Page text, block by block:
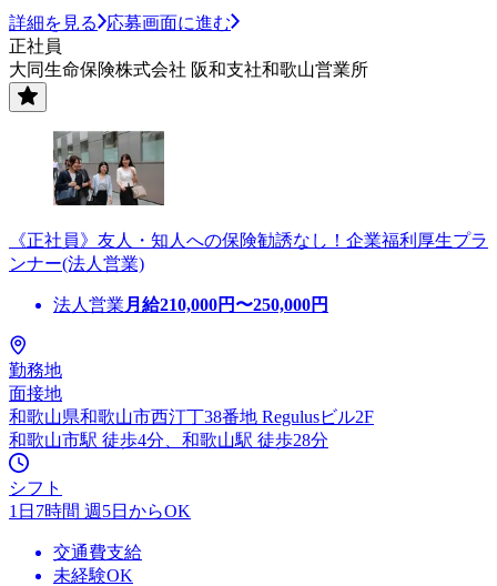
詳細を見る
応募画面に進む
正社員
大同生命保険株式会社 阪和支社和歌山営業所
《正社員》友人・知人への保険勧誘なし！企業福利厚生プラ
ンナー(法人営業)
法人営業 月給210,000円〜250,000円
勤務地
面接地
和歌山県和歌山市西汀丁38番地 Regulusビル2F
和歌山市駅 徒歩4分、和歌山駅 徒歩28分
シフト
1日7時間 週5日からOK
交通費支給
未経験OK